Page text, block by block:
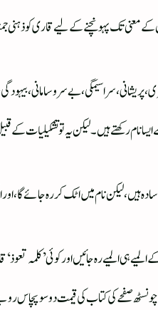
تک پہونچنے کے لیے قاری کو ذہنی
سراسیمگی، بے سر و سامانی،
رکھتے ہیں۔ لیکن یہ تو تشکیلیات کے
لیکن نام میں اٹک کر رہ جائے گا،
ہی المیے رہ جائیں اور کوئی’کلمہ
صفحے کی کتاب کی قیمت دوسو پچاس